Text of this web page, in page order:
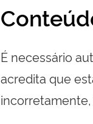
É necessário
acredita que